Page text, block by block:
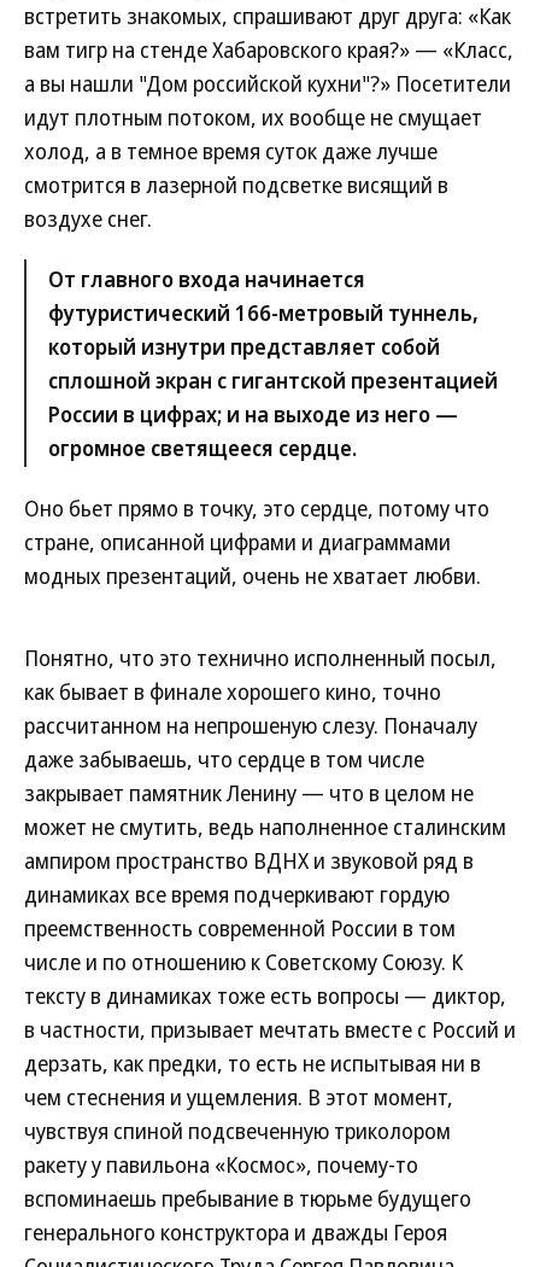
встретить знакомых, спрашивают друг друга: «Как
вам тигр на стенде Хабаровского края?» — «Класс,
а вы нашли "Дом российской кухни"?» Посетители
идут плотным потоком, их вообще не смущает
холод, а в темное время суток даже лучше
смотрится в лазерной подсветке висящий в
воздухе снег.
От главного входа начинается
футуристический 166-метровый туннель,
который изнутри представляет собой
сплошной экран с гигантской презентацией
России в цифрах; и на выходе из него —
огромное светящееся сердце.
Оно бьет прямо в точку, это сердце, потому что
стране, описанной цифрами и диаграммами
модных презентаций, очень не хватает любви.
Понятно, что это технично исполненный посыл,
как бывает в финале хорошего кино, точно
рассчитанном на непрошеную слезу. Поначалу
даже забываешь, что сердце в том числе
закрывает памятник Ленину — что в целом не
может не смутить, ведь наполненное сталинским
ампиром пространство ВДНХ и звуковой ряд в
динамиках все время подчеркивают гордую
преемственность современной России в том
числе и по отношению к Советскому Союзу. К
тексту в динамиках тоже есть вопросы — диктор,
в частности, призывает мечтать вместе с Россий и
дерзать, как предки, то есть не испытывая ни в
чем стеснения и ущемления. В этот момент,
чувствуя спиной подсвеченную триколором
ракету у павильона «Космос», почему-то
вспоминаешь пребывание в тюрьме будущего
генерального конструктора и дважды Героя